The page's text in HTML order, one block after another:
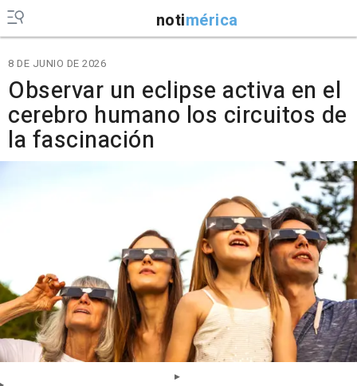
notimérica
8 DE JUNIO DE 2026
Observar un eclipse activa en el
cerebro humano los circuitos de
la fascinación